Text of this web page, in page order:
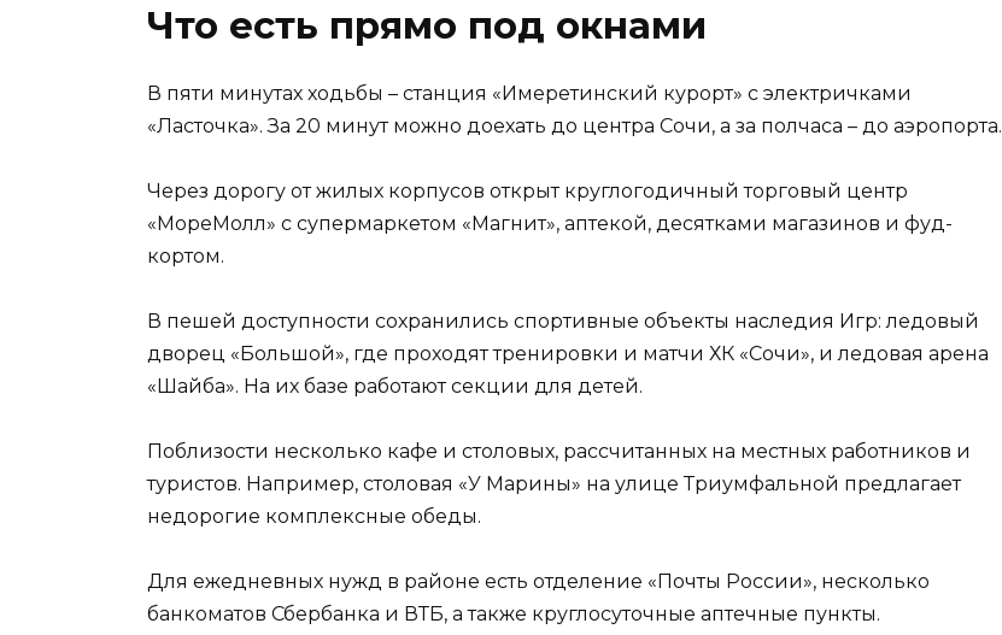
Что есть прямо под окнами
В пяти минутах ходьбы – станция «Имеретинский курорт» с электричками
«Ласточка». За 20 минут можно доехать до центра Сочи, а за полчаса – до аэропорта.
Через дорогу от жилых корпусов открыт круглогодичный торговый центр
«МореМолл» с супермаркетом «Магнит», аптекой, десятками магазинов и фуд-
кортом.
В пешей доступности сохранились спортивные объекты наследия Игр: ледовый
дворец «Большой», где проходят тренировки и матчи ХК «Сочи», и ледовая арена
«Шайба». На их базе работают секции для детей.
Поблизости несколько кафе и столовых, рассчитанных на местных работников и
туристов. Например, столовая «У Марины» на улице Триумфальной предлагает
недорогие комплексные обеды.
Для ежедневных нужд в районе есть отделение «Почты России», несколько
банкоматов Сбербанка и ВТБ, а также круглосуточные аптечные пункты.